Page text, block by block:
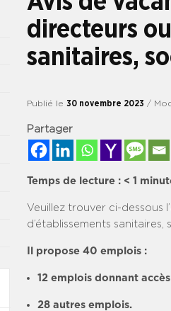
directeurs
sanitaires,
Publié le 30 novembre 2023 /
Partager
Temps de lecture : < 1
Veuillez trouver ci-dessous
d’établissements
Il propose 40 emplois :
12 emplois donnant
28 autres emplois.